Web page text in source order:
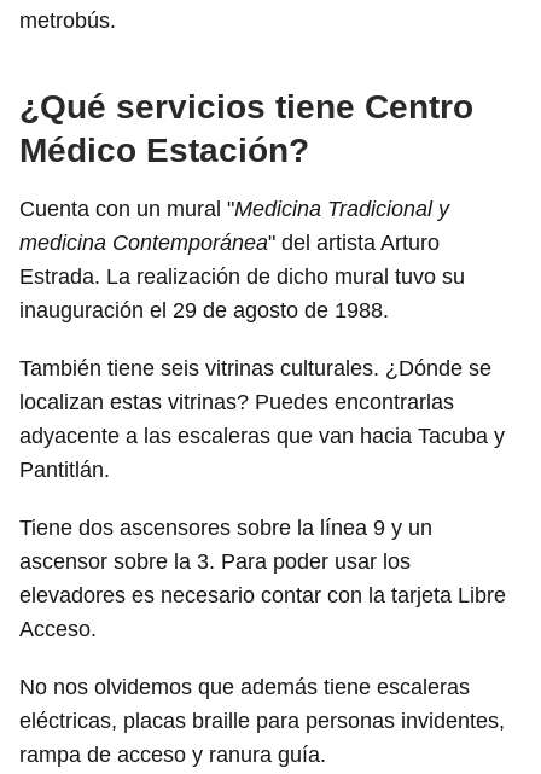
metrobús.
¿Qué servicios tiene Centro
Médico Estación?
Cuenta con un mural "Medicina Tradicional y
medicina Contemporánea" del artista Arturo
Estrada. La realización de dicho mural tuvo su
inauguración el 29 de agosto de 1988.
También tiene seis vitrinas culturales. ¿Dónde se
localizan estas vitrinas? Puedes encontrarlas
adyacente a las escaleras que van hacia Tacuba y
Pantitlán.
Tiene dos ascensores sobre la línea 9 y un
ascensor sobre la 3. Para poder usar los
elevadores es necesario contar con la tarjeta Libre
Acceso.
No nos olvidemos que además tiene escaleras
eléctricas, placas braille para personas invidentes,
rampa de acceso y ranura guía.